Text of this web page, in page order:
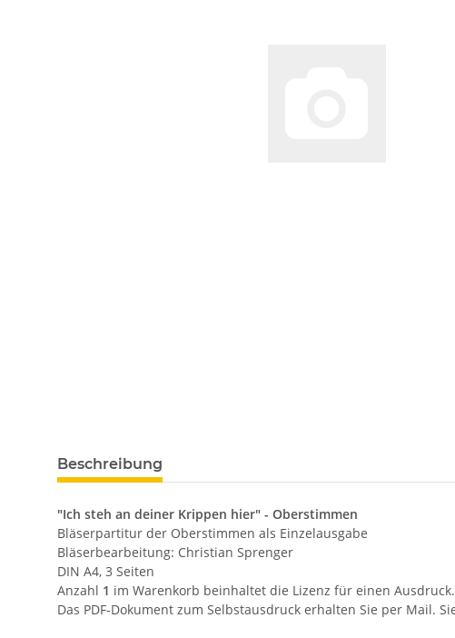
Beschreibung
"Ich steh an deiner Krippen hier" - Oberstimmen
Bläserpartitur der Oberstimmen als Einzelausgabe
Bläserbearbeitung: Christian Sprenger
DIN A4, 3 Seiten
Anzahl 1 im Warenkorb beinhaltet die Lizenz für einen
Das PDF-Dokument zum Selbstausdruck erhalten Sie per Mail.